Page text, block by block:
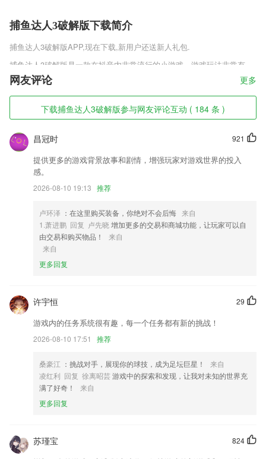
捕鱼达人3破解版下载简介
捕鱼达人3破解版APP,现在下载,新用户还送新人礼包.
捕鱼达人3破解版是一款在抖音内非常流行的小游戏，游戏玩法非常有
趣，你需要利用手中的绳子来讲橡皮人解救出来，途中会有很多的障碍需
要你去客服。游戏内的关卡很多每一种都是全新的挑战，你可以在这里轻
松的展开各种挑战。
捕鱼达人3破解版软件特色
1,解析全：语数英政史地理化生，覆盖全部学科90%以上的课本练习册解
析，还有大批教材解析随时更新
2,了解最新最全面的2265农业信息知识点就从这里开始；
3,低价：购买价高于门市价，双倍差额赔付
5,小火车有两节，车头是动力部分，有车灯和喇叭，由四节7号电池提供
动力，按下开关后孩子可以前后推动触发火车；
6,快速看图，顺畅打开AutoCAD、浩辰CAD天正建筑等各版本CAD图
1.【4】个性推荐合适课程，根据你的喜好量身定制学习内容；
2.各种题库的用户可以自行选择，章节练习、真题模拟、专题考点、万模
考、救命稻草等题目，只要仔细刷题，考试就不是问题。
4.智能分析了每个人的高频错题从而生成个性化题库
5.丰富的图文教程，让你更快速的学会如何下围棋。
6.乔登自主研发的教材
会员版实时转写支持中英互翻，且可以在会后查看；
网友评论 更多
下载捕鱼达人3破解版参与网友评论互动 ( 184 条 )
921
昌冠时
提供更多的游戏背景故事和剧情，增强玩家对游戏世界的投入
感。
2026-08-10 19:13 推荐
卢环泽 ：在这里购买装备，你绝对不会后悔 来自
1.萧进鹏 回复 卢先晓增加更多的交易和商城功能，让玩家可以自
由交易和购买物品！
来自
来自
更多回复
29
许宇恒
游戏内的任务系统很有趣，每一个任务都有新的挑战！
2026-08-10 17:51 推荐
桑豪江 ：挑战对手，展现你的球技，成为足坛巨星！
来自
凌红利 回复 徐离昭芸游戏中的探索和发现，让我对未知的世界充
满了好奇！
来自
更多回复
824
苏瑾宝